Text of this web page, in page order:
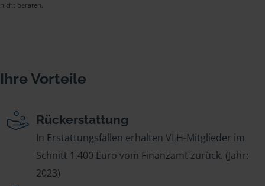
nicht beraten.
Ihre Vorteile
Rückerstattung
In Erstattungsfällen erhalten VLH-Mitglieder im
Schnitt 1.400 Euro vom Finanzamt zurück. (Jahr:
2023)